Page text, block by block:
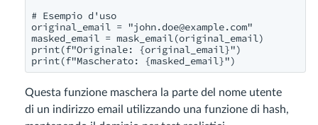
# Esempio d'uso
original_email = "john.doe@example.com"
masked_email = mask_email(original_email)
print(f"Originale: {original_email}")
Questa funzione maschera la parte del nome utente
di un indirizzo email utilizzando una funzione di hash,